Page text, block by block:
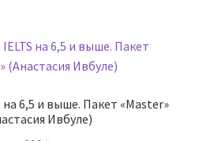
6,5 и выше. Пакет «Master»
Ивбуле)